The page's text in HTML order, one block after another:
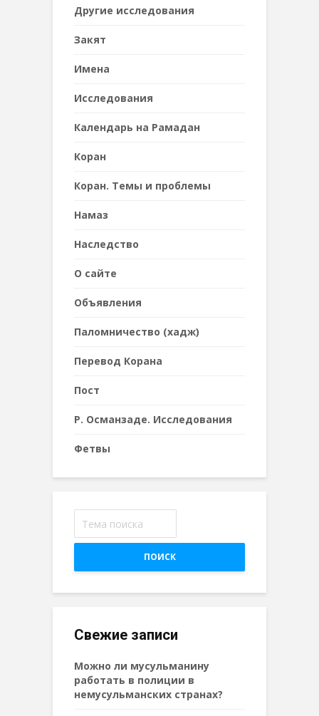
Другие исследования
Закят
Имена
Исследования
Календарь на Рамадан
Коран
Коран. Темы и проблемы
Намаз
Наследствo
О сайте
Объявления
Паломничество (хадж)
Перевод Корана
Пост
Р. Османзаде. Исследования
Фетвы
ПОИСК
Свежие записи
Можно ли мусульманину
работать в полиции в
немусульманских странах?